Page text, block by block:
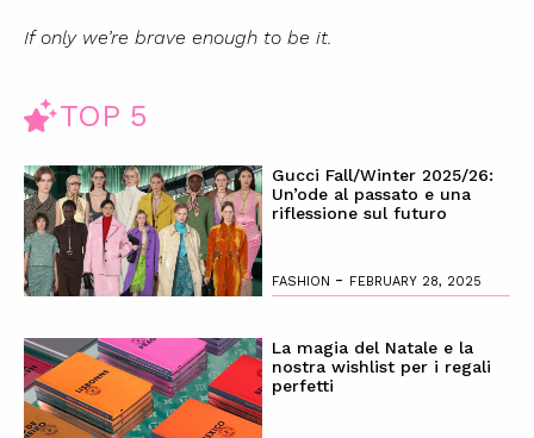
If only we’re brave enough to be it.
TOP 5
Gucci Fall/Winter 2025/26:
Un’ode al passato e una
riflessione sul futuro
FASHION - FEBRUARY 28, 2025
La magia del Natale e la
nostra wishlist per i regali
perfetti